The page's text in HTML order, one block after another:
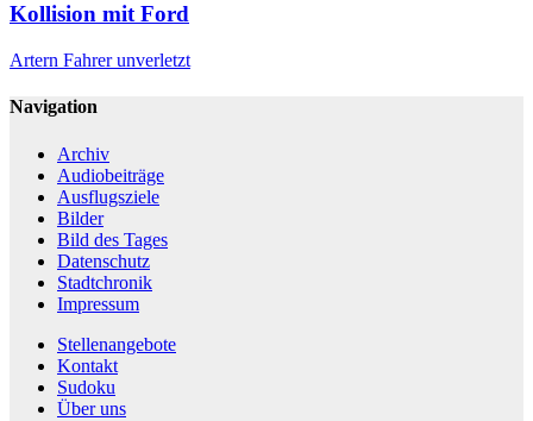
Kollision mit Ford
Artern Fahrer unverletzt
Navigation
Archiv
Audiobeiträge
Ausflugsziele
Bilder
Bild des Tages
Datenschutz
Stadtchronik
Impressum
Stellenangebote
Kontakt
Sudoku
Über uns